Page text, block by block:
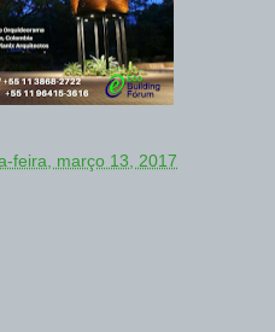
feira, março 13, 2017